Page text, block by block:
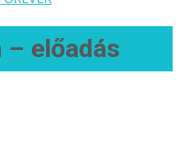
– előadás